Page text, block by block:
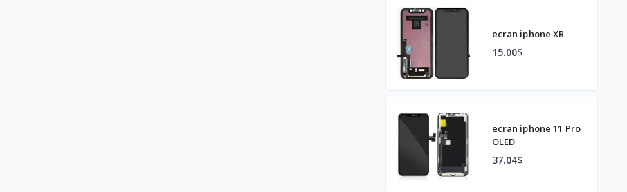
ecran iphone XR
15.00$
ecran iphone 11 Pro
OLED
37.04$